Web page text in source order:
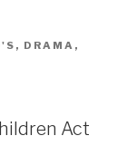
, DRAMA ,
Act